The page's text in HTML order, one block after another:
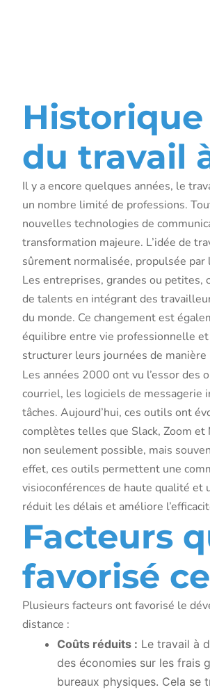
du travail
Il y a encore quelques années, le
un nombre limité de professions.
nouvelles technologies de
transformation majeure. L’idée de
sûrement normalisée, propulsée
Les entreprises, grandes ou petites,
de talents en intégrant des
du monde. Ce changement est
équilibre entre vie professionnelle
structurer leurs journées de manière
Les années 2000 ont vu l’essor
courriel, les logiciels de messagerie
tâches. Aujourd’hui, ces outils ont
complètes telles que Slack, Zoom
non seulement possible, mais
effet, ces outils permettent une
visioconférences de haute qualité et
réduit les délais et améliore
Facteurs
favorisé
Plusieurs facteurs ont favorisé le
distance :
Coûts réduits : Le travail à
des économies sur les frais
bureaux physiques. Cela se